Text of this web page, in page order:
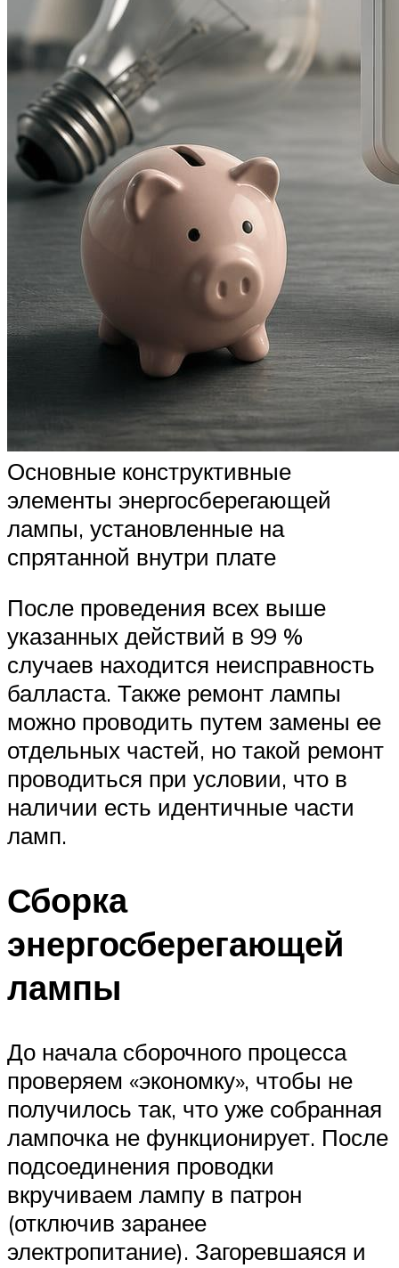
Основные конструктивные
элементы энергосберегающей
лампы, установленные на
спрятанной внутри плате
После проведения всех выше
указанных действий в 99 %
случаев находится неисправность
балласта. Также ремонт лампы
можно проводить путем замены ее
отдельных частей, но такой ремонт
проводиться при условии, что в
наличии есть идентичные части
ламп.
Сборка
энергосберегающей
лампы
До начала сборочного процесса
проверяем «экономку», чтобы не
получилось так, что уже собранная
лампочка не функционирует. После
подсоединения проводки
вкручиваем лампу в патрон
(отключив заранее
электропитание). Загоревшаяся и